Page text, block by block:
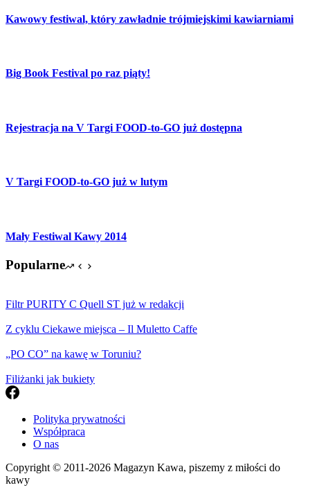
Kawowy festiwal, który zawładnie trójmiejskimi kawiarniami
Big Book Festival po raz piąty!
Rejestracja na V Targi FOOD-to-GO już dostępna
V Targi FOOD-to-GO już w lutym
Mały Festiwal Kawy 2014
Popularne
Filtr PURITY C Quell ST już w redakcji
Z cyklu Ciekawe miejsca – Il Muletto Caffe
„PO CO” na kawę w Toruniu?
Filiżanki jak bukiety
Polityka prywatności
Współpraca
O nas
Copyright © 2011-2026 Magazyn Kawa, piszemy z miłości do
kawy